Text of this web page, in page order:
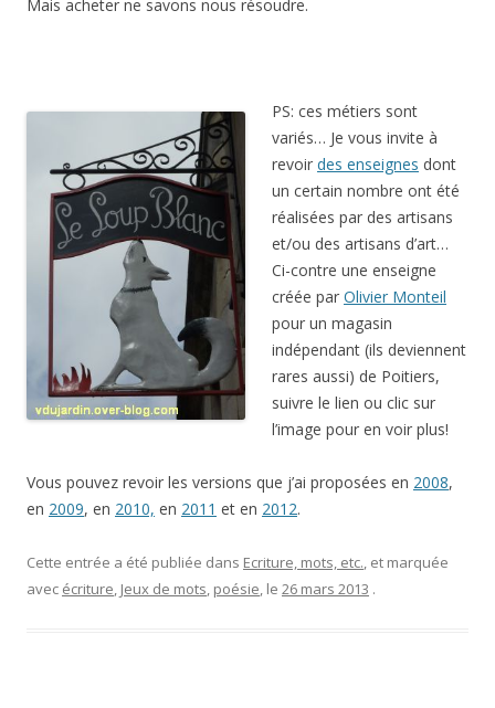
Mais acheter ne savons nous résoudre.
PS: ces métiers sont
variés… Je vous invite à
revoir des enseignes dont
un certain nombre ont été
réalisées par des artisans
et/ou des artisans d’art…
Ci-contre une enseigne
créée par Olivier Monteil
pour un magasin
indépendant (ils deviennent
rares aussi) de Poitiers,
suivre le lien ou clic sur
l’image pour en voir plus!
Vous pouvez revoir les versions que j’ai proposées en 2008,
en 2009, en 2010, en 2011 et en 2012.
Cette entrée a été publiée dans Ecriture, mots, etc., et marquée
avec écriture, Jeux de mots, poésie, le 26 mars 2013 .